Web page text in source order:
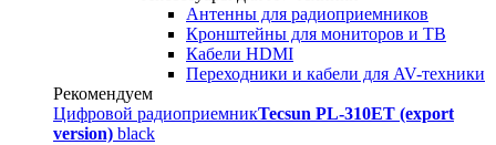
Антенны для радиоприемников
Кронштейны для мониторов и ТВ
Кабели HDMI
Переходники и кабели для AV-техники
Рекомендуем
Цифровой радиоприемникTecsun PL-310ET (export
version) black